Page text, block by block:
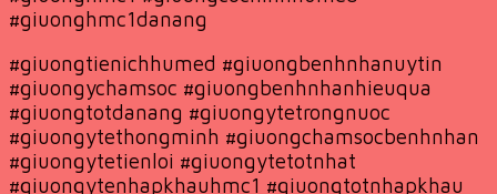
#giuonghmc1danang
#giuongtienichhumed #giuongbenhnhanuytin
#giuongychamsoc #giuongbenhnhanhieuqua
#giuongtotdanang #giuongytetrongnuoc
#giuongytethongminh #giuongchamsocbenhnhan
#giuongytetienloi #giuongytetotnhat
#giuongytenhapkhauhmc1 #giuongtotnhapkhau